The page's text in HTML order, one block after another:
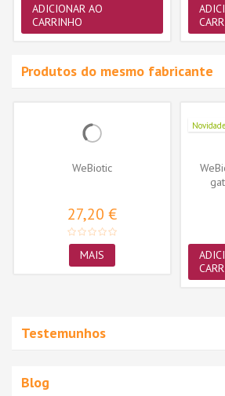
ADICIONAR AO
CARRINHO
Produtos do mesmo fabricante
WeBiotic
27,20 €
MAIS
Novidade
Testemunhos
Blog